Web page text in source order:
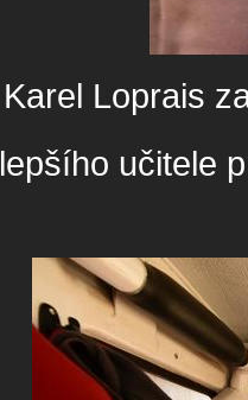
Karel Loprais
lepšího učitele